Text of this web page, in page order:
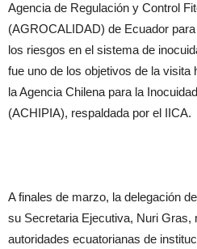
Agencia de Regulación y Control
(AGROCALIDAD) de Ecuador
los riesgos en el sistema de
fue uno de los objetivos de la
la Agencia Chilena para la
(ACHIPIA), respaldada por el IICA.
A finales de marzo, la delegación
su Secretaria Ejecutiva, Nuri Gras,
autoridades ecuatorianas de